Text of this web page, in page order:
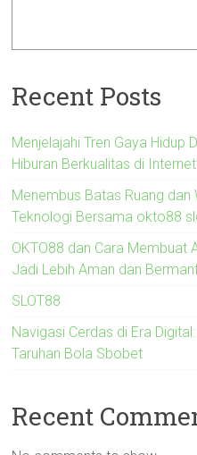
Recent Posts
Menjelajahi Tren Gaya Hidup
Hiburan Berkualitas di Internet
Menembus Batas Ruang
Teknologi Bersama okto88
OKTO88 dan Cara Membuat
Jadi Lebih Aman dan
SLOT88
Navigasi Cerdas di Era
Taruhan Bola Sbobet
Recent